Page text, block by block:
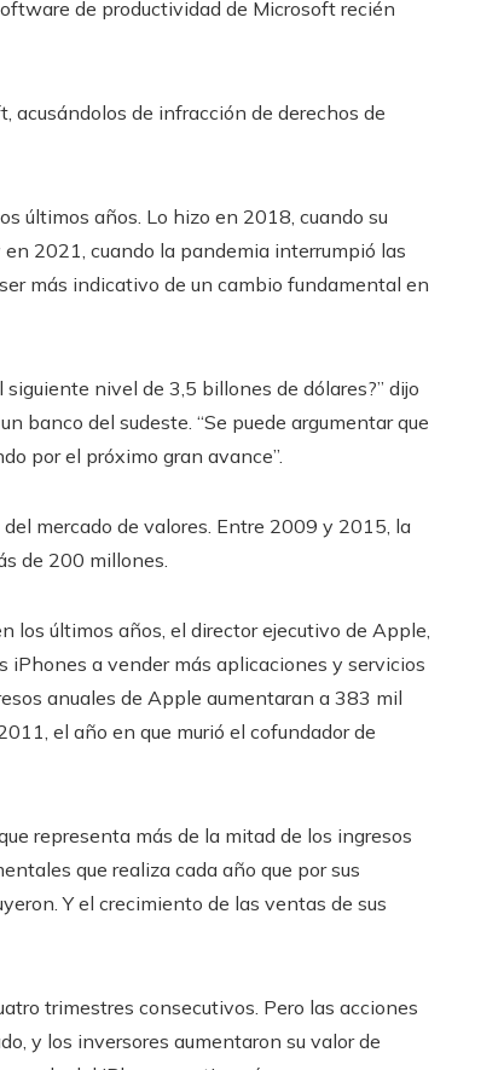
de productividad de Microsoft recién
acusándolos de infracción de derechos de
últimos años. Lo hizo en 2018, cuando su
2021, cuando la pandemia interrumpió las
más indicativo de un cambio fundamental en
nivel de 3,5 billones de dólares?” dijo
banco del sudeste. “Se puede argumentar que
por el próximo gran avance”.
mercado de valores. Entre 2009 y 2015, la
de 200 millones.
los últimos años, el director ejecutivo de Apple,
iPhones a vender más aplicaciones y servicios
anuales de Apple aumentaran a 383 mil
el año en que murió el cofundador de
representa más de la mitad de los ingresos
que realiza cada año que por sus
Y el crecimiento de las ventas de sus
trimestres consecutivos. Pero las acciones
y los inversores aumentaron su valor de